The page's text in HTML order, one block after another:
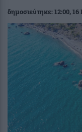
δημοσιεύτηκε:12:00,